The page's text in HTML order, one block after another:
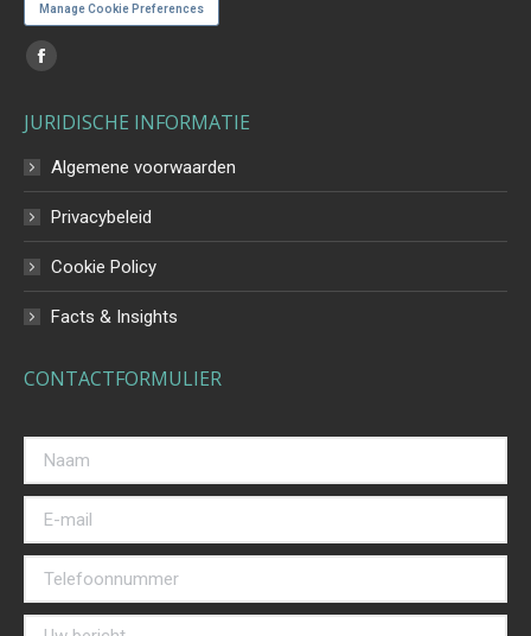
Manage Cookie Preferences
Vind ons op:
Facebook
opens
in
new
window
JURIDISCHE INFORMATIE
Algemene voorwaarden
Privacybeleid
Cookie Policy
Facts & Insights
CONTACTFORMULIER